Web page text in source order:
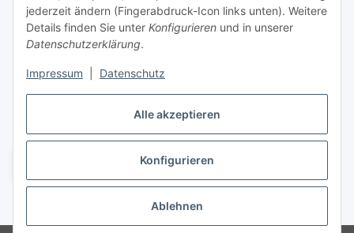
Alle akzeptieren
Konfigurieren
Ablehnen
jederzeit ändern (Fingerabdruck-Icon links unten). Weitere
Details finden Sie unter Konfigurieren und in unserer
Datenschutzerklärung.
Impressum Datenschutz
Telefon: +4915142420171
E-Mail: verkauf@marmey-aktionswaren.de
Informationen
Gesetzliche Informationen
Vertrag widerrufen
* Alle Preise zzgl. gesetzlicher USt., zzgl.Versand